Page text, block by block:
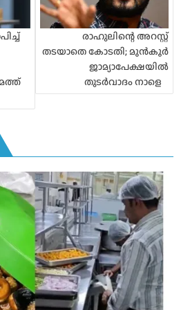
രാഹുലിന്റെ അറസ്റ്റ്
തടയാതെ കോടതി; മുൻകൂർ
ജാമ്യാപേക്ഷയിൽ
തുടര്‍വാദം നാളെ